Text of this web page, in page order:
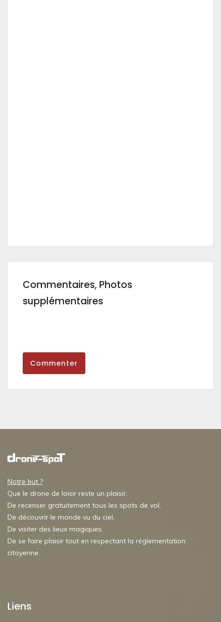
Commentaires, Photos
supplémentaires
Commenter
Notre but ?
Que le drone de loisir reste un plaisir,
De recenser gratuitement tous les spots de vol,
De découvrir le monde vu du ciel,
De visiter des lieux magiques,
De se faire plaisir tout en respectant la réglementation
citoyenne.
Liens